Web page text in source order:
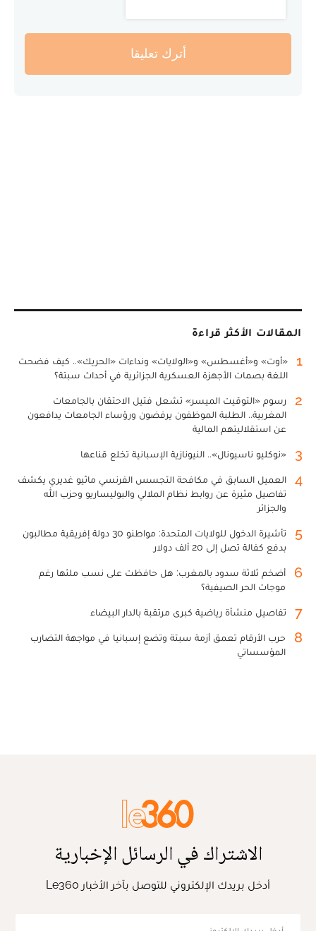
أترك تعليقا
المقالات الأكثر قراءة
1
«أوت» و«أغسطس» و«الولايات» ونداءات «الحريك».. كيف فضحت
اللغة بصمات الأجهزة العسكرية الجزائرية في أحداث سبتة؟
2
رسوم «التوقيت الميسر» تشعل فتيل الاحتقان بالجامعات
المغربية.. الطلبة الموظفون يرفضون ورؤساء الجامعات يدافعون
عن استقلاليتهم المالية
3 «نوكليو ناسيونال».. النيونازية الإسبانية تخلع قناعها
4
العميل السابق في مكافحة التجسس الفرنسي ماثيو غديري يكشف
تفاصيل مثيرة عن روابط نظام الملالي والبوليساريو وحزب الله
والجزائر
5
تأشيرة الدخول للولايات المتحدة: مواطنو 30 دولة إفريقية مطالبون
بدفع كفالة تصل إلى 20 ألف دولار
6
أضخم ثلاثة سدود بالمغرب: هل حافظت على نسب ملئها رغم
موجات الحر الصيفية؟
7 تفاصيل منشأة رياضية كبرى مرتقبة بالدار البيضاء
8
حرب الأرقام تعمق أزمة سبتة وتضع إسبانيا في مواجهة التضارب
المؤسساتي
الاشتراك في الرسائل الإخبارية
أدخل بريدك الإلكتروني للتوصل بآخر الأخبار Le360